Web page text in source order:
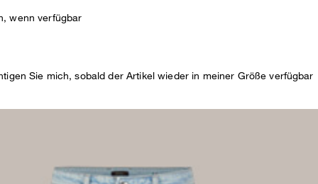
wenn verfügbar
Sie mich, sobald der Artikel wieder in meiner Größe verfügbar